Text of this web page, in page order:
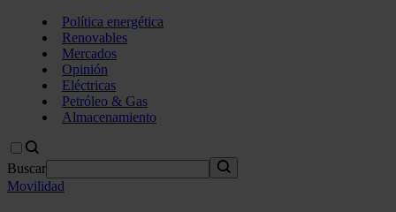
Política energética
Renovables
Mercados
Opinión
Eléctricas
Petróleo & Gas
Almacenamiento
Buscar
Movilidad